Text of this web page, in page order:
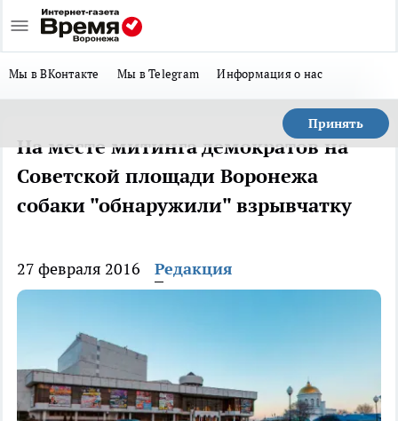
Мы в ВКонтакте Мы в Telegram Информация о нас
Принять
На месте митинга демократов на
Советской площади Воронежа
собаки "обнаружили" взрывчатку
27 февраля 2016 Редакция